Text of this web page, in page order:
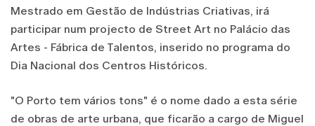
Mestrado em Gestão de Indústrias Criativas, irá
participar num projecto de Street Art no Palácio das
Artes - Fábrica de Talentos, inserido no programa do
Dia Nacional dos Centros Históricos.
"O Porto tem vários tons" é o nome dado a esta série
de obras de arte urbana, que ficarão a cargo de Miguel